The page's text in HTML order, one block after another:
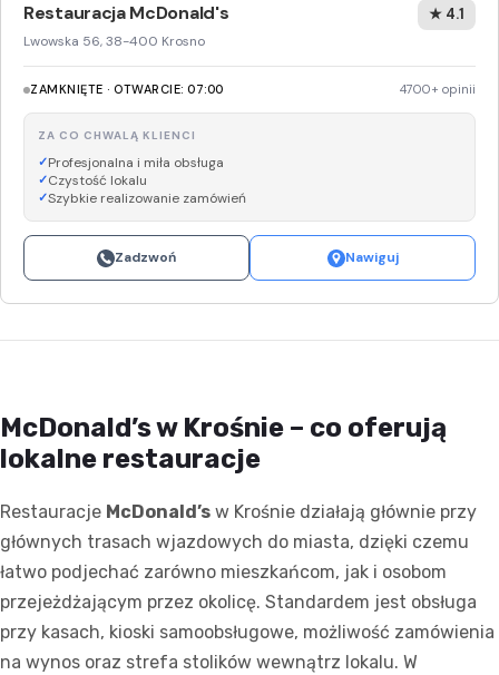
Restauracja McDonald's
Lwowska 56, 38-400 Krosno
★ 4.1
ZAMKNIĘTE · OTWARCIE: 07:00 4700+ opinii
ZA CO CHWALĄ KLIENCI
Profesjonalna i miła obsługa
Czystość lokalu
Szybkie realizowanie zamówień
Zadzwoń Nawiguj
McDonald’s w Krośnie – co oferują
lokalne restauracje
Restauracje McDonald’s w Krośnie działają głównie przy
głównych trasach wjazdowych do miasta, dzięki czemu
łatwo podjechać zarówno mieszkańcom, jak i osobom
przejeżdżającym przez okolicę. Standardem jest obsługa
przy kasach, kioski samoobsługowe, możliwość zamówienia
na wynos oraz strefa stolików wewnątrz lokalu. W